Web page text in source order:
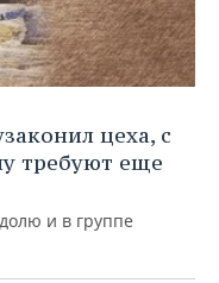
цеха, с
требуют еще
и в группе